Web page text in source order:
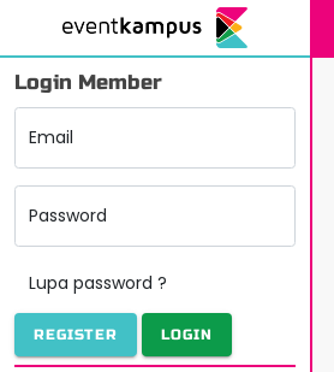
Login Member
Email
Password
Lupa password ?
REGISTER LOGIN